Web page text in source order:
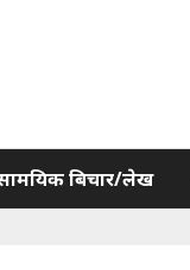
बिचार/लेख